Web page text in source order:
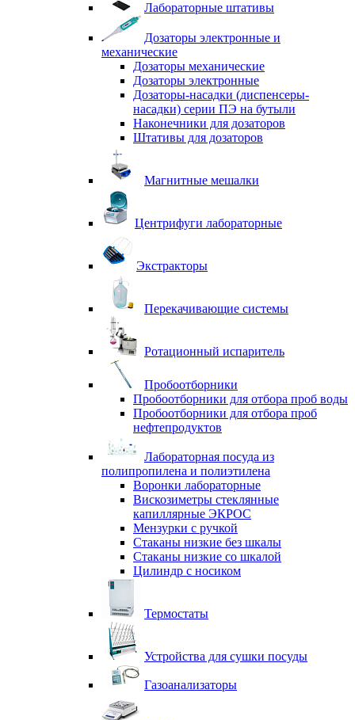
Лабораторные штативы
Дозаторы электронные и
механические
Дозаторы механические
Дозаторы электронные
Дозаторы-насадки (диспенсеры-
насадки) серии ПЭ на бутыли
Наконечники для дозаторов
Штативы для дозаторов
Магнитные мешалки
Центрифуги лабораторные
Экстракторы
Перекачивающие системы
Ротационный испаритель
Пробоотборники
Пробоотборники для отбора проб воды
Пробоотборники для отбора проб
нефтепродуктов
Лабораторная посуда из
полипропилена и полиэтилена
Воронки лабораторные
Вискозиметры стеклянные
капиллярные ЭКРОС
Мензурки с ручкой
Стаканы низкие без шкалы
Стаканы низкие со шкалой
Цилиндр с носиком
Термостаты
Устройства для сушки посуды
Газоанализаторы